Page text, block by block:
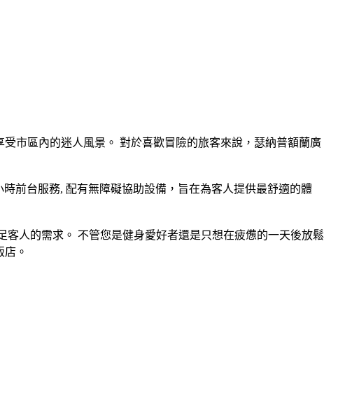
市區內的迷人風景。 對於喜歡冒險的旅客來說，瑟納普額蘭廣
前台服務, 配有無障礙協助設備，旨在為客人提供最舒適的體
人的需求。 不管您是健身愛好者還是只想在疲憊的一天後放鬆
。